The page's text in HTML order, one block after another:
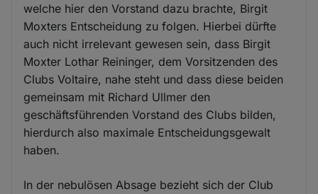
welche hier den Vorstand dazu brachte, Birgit
Moxters Entscheidung zu folgen. Hierbei dürfte
auch nicht irrelevant gewesen sein, dass Birgit
Moxter Lothar Reininger, dem Vorsitzenden des
Clubs Voltaire, nahe steht und dass diese beiden
gemeinsam mit Richard Ullmer den
geschäftsführenden Vorstand des Clubs bilden,
hierdurch also maximale Entscheidungsgewalt
haben.
In der nebulösen Absage bezieht sich der Club